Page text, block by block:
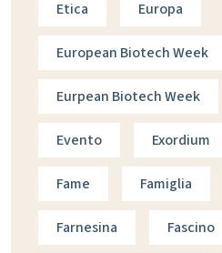
Etica Europa
European Biotech Week
Eurpean Biotech Week
Evento Exordium
Fame Famiglia
Farnesina Fascino